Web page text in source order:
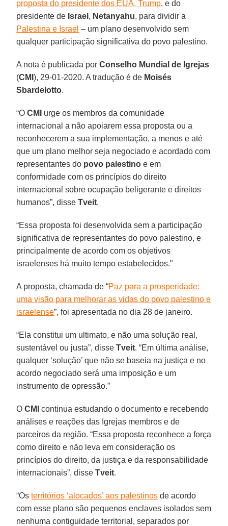
proposta do presidente dos EUA, Trump, e do
presidente de Israel , Netanyahu, para dividir a
Palestina e Israel – um plano desenvolvido sem
qualquer participação significativa do povo palestino.
A nota é publicada porConselho Mundial de Igrejas
(CMI), 29-01-2020. A tradução é de Moisés
Sbardelotto.
“OCMI
urge os membros da comunidade
internacional a não apoiarem essa proposta ou a
reconhecerem a sua implementação, a menos e até
que um plano melhor seja negociado e acordado com
representantes do povo palestino e em
conformidade com os princípios do direito
internacional sobre ocupação beligerante e direitos
humanos”, disseTveit.
“Essa proposta foi desenvolvida sem a participação
significativa de representantes do povo palestino, e
principalmente de acordo com os objetivos
israelenses há muito tempo estabelecidos."
A proposta, chamada de “Paz para a prosperidade:
uma visão para melhorar as vidas do povo palestino e
israelense”, foi apresentada no dia 28 de janeiro.
“Ela constitui um ultimato, e não uma solução real,
sustentável ou justa”, disseTveit. “Em última análise,
qualquer ‘solução’ que não se baseia na justiça e no
acordo negociado será uma imposição e um
instrumento de opressão.”
OCMI continua estudando o documento e recebendo
análises e reações das Igrejas membros e de
parceiros da região. “Essa proposta reconhece a força
como direito e não leva em consideração os
princípios do direito, da justiça e da responsabilidade
internacionais”, disseTveit.
“Osterritórios ‘alocados’ aos palestinos de acordo
com esse plano são pequenos enclaves isolados sem
nenhuma contiguidade territorial, separados por